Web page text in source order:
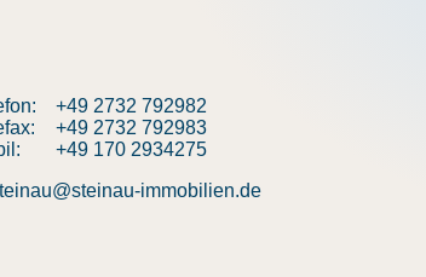
+49 2732 792982
+49 2732 792983
+49 170 2934275
immobilien.de